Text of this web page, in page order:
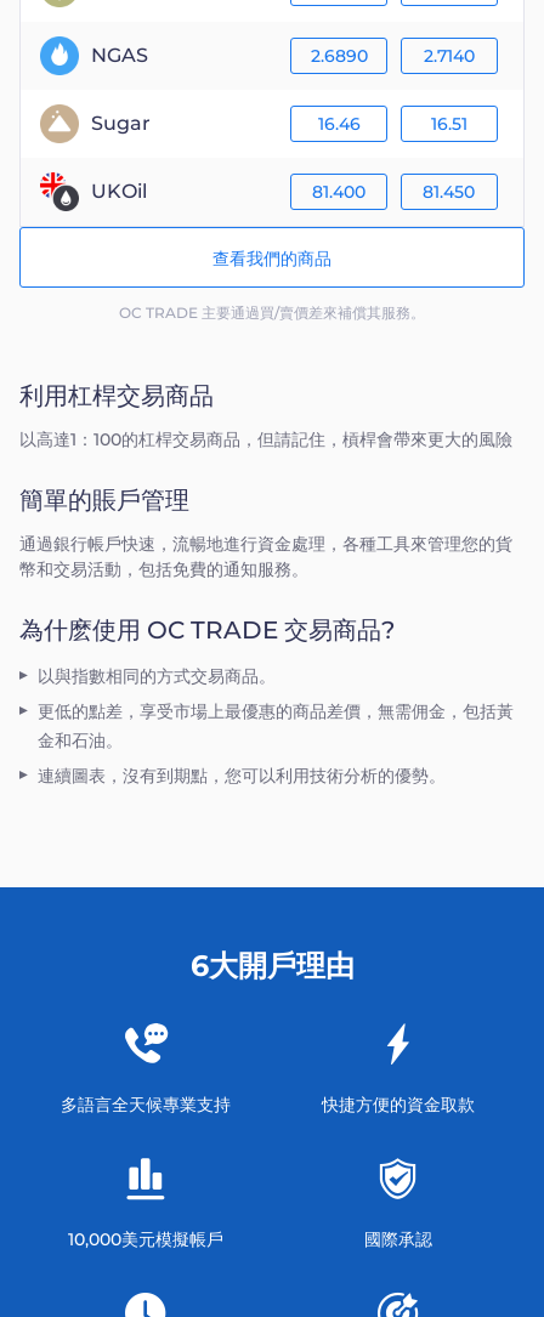
利用杠桿交易商品
以高達1：100的杠桿交易商品，但請記住，槓桿會帶來更大的風險
簡單的賬戶管理
通過銀行帳戶快速，流暢地進行資金處理，各種工具來管理您的貨
幣和交易活動，包括免費的通知服務。
為什麽使用 OC TRADE 交易商品?
以與指數相同的方式交易商品。
更低的點差，享受市場上最優惠的商品差價，無需佣金，包括黃
金和石油。
連續圖表，沒有到期點，您可以利用技術分析的優勢。
NGAS 2.6890 2.7140
Sugar 16.46 16.51
UKOil 81.400 81.450
查看我們的商品
OC TRADE 主要通過買/賣價差來補償其服務。
6大開戶理由
多語言全天候專業支持 快捷方便的資金取款
10,000美元模擬帳戶 國際承認